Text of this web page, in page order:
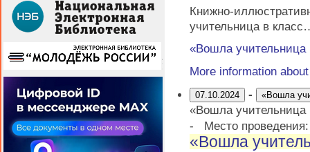
Книжно-
учительница в
«Вошла
More information
07.10.2024 - «Вошла
«Вошла
-
Место
«Вошла